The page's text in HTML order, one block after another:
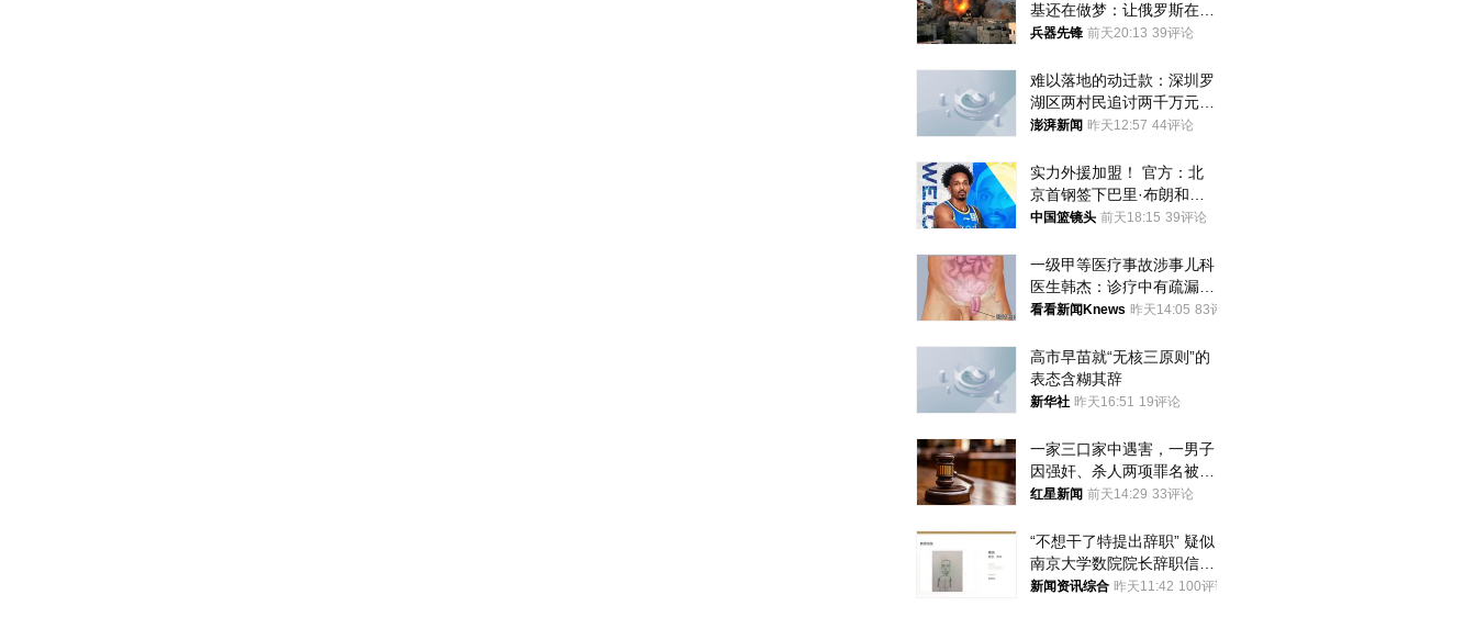
基还在做梦：让俄罗斯在冬
季前求和？
兵器先锋 前天20:13 39评论
难以落地的动迁款：深圳罗
湖区两村民追讨两千万元动
迁款八年未果
澎湃新闻 昨天12:57 44评论
实力外援加盟！ 官方：北
京首钢签下巴里·布朗和桑
普森
中国篮镜头 前天18:15 39评论
一级甲等医疗事故涉事儿科
医生韩杰：诊疗中有疏漏，
我认错，但不能认罪
看看新闻Knews 昨天14:05 83评论
高市早苗就“无核三原则”的
表态含糊其辞
新华社 昨天16:51 19评论
一家三口家中遇害，一男子
因强奸、杀人两项罪名被判
死缓 最高检介入后改判无
红星新闻 前天14:29 33评论
“不想干了特提出辞职” 疑似
南京大学数院院长辞职信流
传 院方回应
新闻资讯综合 昨天11:42 100评论